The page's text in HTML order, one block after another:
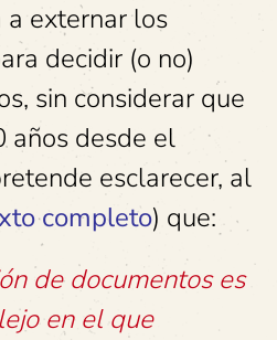
externar los
decidir (o no)
sin considerar que
años desde el
esclarecer, al
completo) que:
de documentos es
en el que